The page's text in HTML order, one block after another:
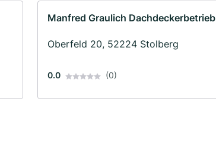
Manfred Graulich Dachdeckerbetrieb
Oberfeld 20, 52224 Stolberg
0.0 (0)